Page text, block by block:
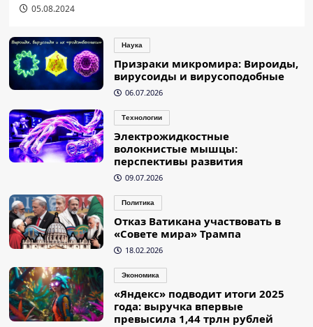
05.08.2024
Наука
Призраки микромира: Вироиды,
вирусоиды и вирусоподобные
06.07.2026
Технологии
Электрожидкостные
волокнистые мышцы:
перспективы развития
09.07.2026
Политика
Отказ Ватикана участвовать в
«Совете мира» Трампа
18.02.2026
Экономика
«Яндекс» подводит итоги 2025
года: выручка впервые
превысила 1,44 трлн рублей